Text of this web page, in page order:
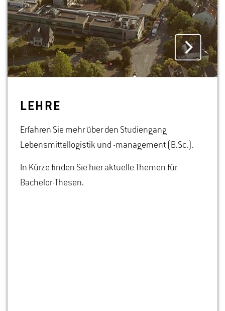
LEHRE
Erfahren Sie mehr über den Studiengang
Lebensmittellogistik und -management (B.Sc.).
In Kürze finden Sie hier aktuelle Themen für
Bachelor-Thesen.